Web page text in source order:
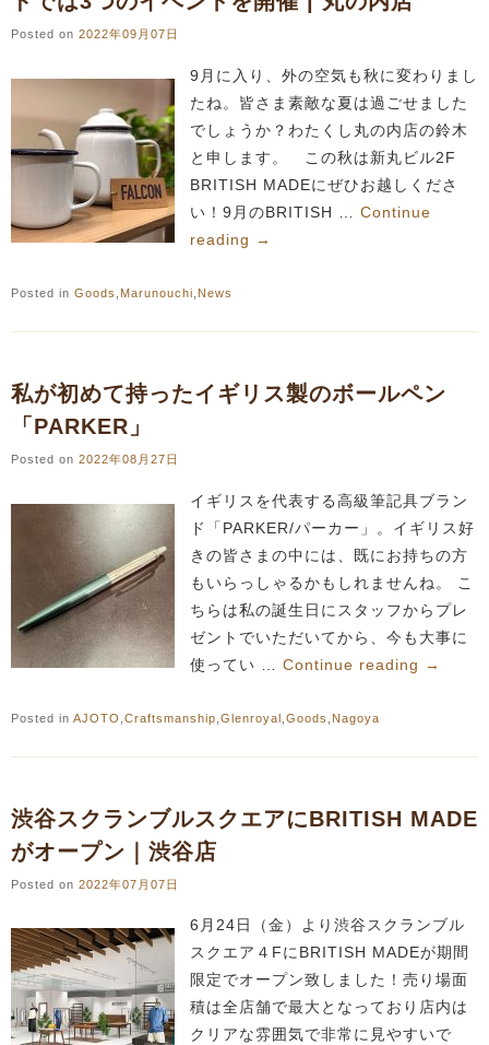
Posted on 2022年09月07日
9月に入り、外の空気も秋に変わりまし
たね。皆さま素敵な夏は過ごせました
でしょうか？わたくし丸の内店の鈴木
と申します。 この秋は新丸ビル2F
BRITISH MADEにぜひお越しくださ
い！9月のBRITISH … Continue
reading →
Posted in Goods Marunouchi News
私が初めて持ったイギリス製のボールペン
「PARKER」
Posted on 2022年08月27日
イギリスを代表する高級筆記具ブラン
ド「PARKER/パーカー」。イギリス好
きの皆さまの中には、既にお持ちの方
もいらっしゃるかもしれませんね。 こ
ちらは私の誕生日にスタッフからプレ
ゼントでいただいてから、今も大事に
使ってい … Continue reading →
Posted in AJOTO Craftsmanship Glenroyal Goods Nagoya
渋谷スクランブルスクエアにBRITISH MADE
がオープン｜渋谷店
Posted on 2022年07月07日
6月24日（金）より渋谷スクランブル
スクエア４FにBRITISH MADEが期間
限定でオープン致しました！売り場面
積は全店舗で最大となっており店内は
クリアな雰囲気で非常に見やすいで